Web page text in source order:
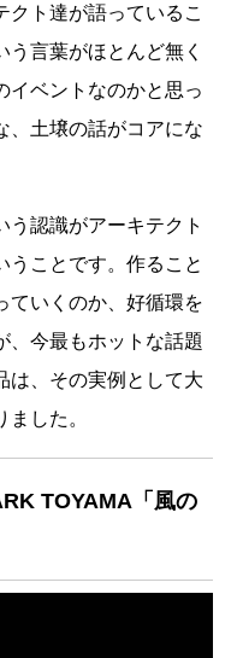
クト達が語っているこ
言葉がほとんど無く
イベントなのかと思っ
、土壌の話がコアにな
う認識がアーキテクト
うことです。作ること
ていくのか、好循環を
、今最もホットな話題
は、その実例として大
した。
TOYAMA「風の